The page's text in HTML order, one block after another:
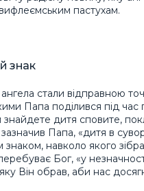
пастухам.
знак
стали відправною
Папа поділився під час
знайдете дитя сповите,
Папа, «дитя в
знаком, навколо якого
Бог, «у
Він обрав, аби нас